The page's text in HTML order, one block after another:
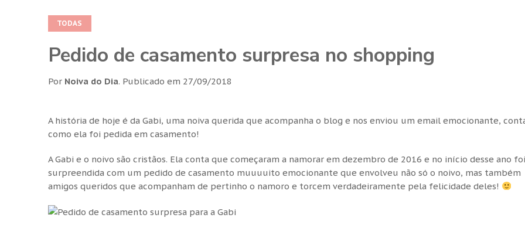
TODAS
Pedido de casamento surpresa no shopping
Por Noiva do Dia. Publicado em 27/09/2018
A história de hoje é da Gabi, uma noiva querida que acompanha o blog e nos enviou um email emocionante,
como ela foi pedida em casamento!
A Gabi e o noivo são cristãos. Ela conta que começaram a namorar em dezembro de 2016 e no início desse ano foi
surpreendida com um pedido de casamento muuuuito emocionante que envolveu não só o noivo, mas também
amigos queridos que acompanham de pertinho o namoro e torcem verdadeiramente pela felicidade deles!